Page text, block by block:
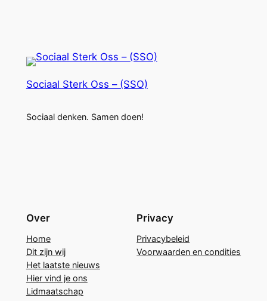
Sociaal Sterk Oss – (SSO)
Sociaal denken. Samen doen!
Over
Home
Dit zijn wij
Het laatste nieuws
Hier vind je ons
Lidmaatschap
Privacy
Privacybeleid
Voorwaarden en condities